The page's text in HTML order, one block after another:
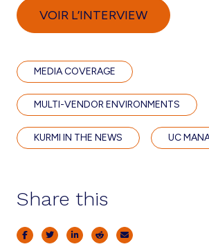
VOIR L’INTERVIEW
MEDIA COVERAGE
MULTI-VENDOR ENVIRONMENTS
KURMI IN THE NEWS UC
Share this